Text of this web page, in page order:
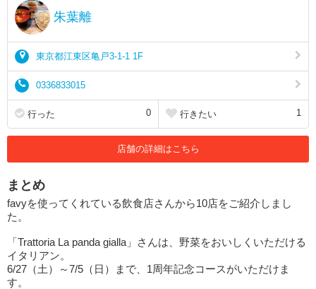
朱葉離
東京都江東区亀戸3-1-1 1F
0336833015
行った 0 行きたい 1
店舗の詳細はこちら
まとめ
favyを使ってくれている飲食店さんから10店をご紹介しまし
た。
「Trattoria La panda gialla」さんは、野菜をおいしくいただける
イタリアン。
6/27（土）～7/5（日）まで、1周年記念コースがいただけま
す。